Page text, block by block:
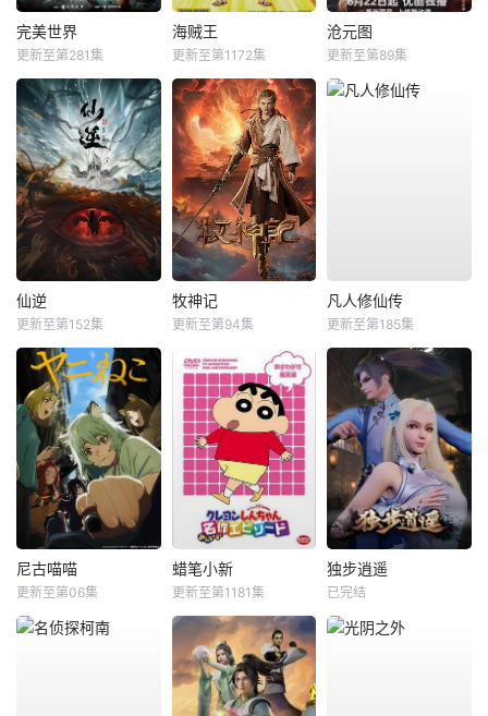
完美世界
更新至第281集
海贼王
更新至第1172集
沧元图
更新至第89集
仙逆
更新至第152集
牧神记
更新至第94集
凡人修仙传
更新至第185集
尼古喵喵
更新至第06集
蜡笔小新
更新至第1181集
独步逍遥
已完结